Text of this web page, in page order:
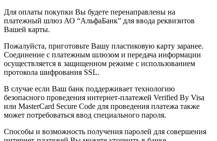
Для оплаты покупки Вы будете перенаправлены на
платежный шлюз АО “АльфаБанк” для ввода реквизитов
Вашей карты.
Пожалуйста, приготовьте Вашу пластиковую карту заранее.
Соединение с платежным шлюзом и передача информации
осуществляется в защищенном режиме с использованием
протокола шифрования SSL.
В случае если Ваш банк поддерживает технологию
безопасного проведения интернет-платежей Verified By Visa
или MasterCard Secure Code для проведения платежа также
может потребоваться ввод специального пароля.
Способы и возможность получения паролей для совершения